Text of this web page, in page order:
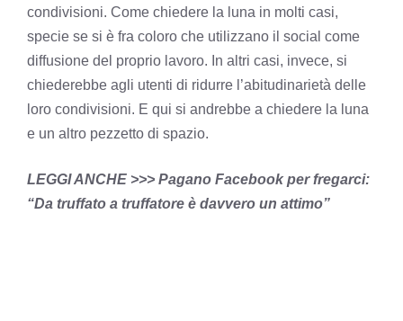
condivisioni. Come chiedere la luna in molti casi,
specie se si è fra coloro che utilizzano il social come
diffusione del proprio lavoro. In altri casi, invece, si
chiederebbe agli utenti di ridurre l’abitudinarietà delle
loro condivisioni. E qui si andrebbe a chiedere la luna
e un altro pezzetto di spazio.
LEGGI ANCHE >>> Pagano Facebook per fregarci:
“Da truffato a truffatore è davvero un attimo”